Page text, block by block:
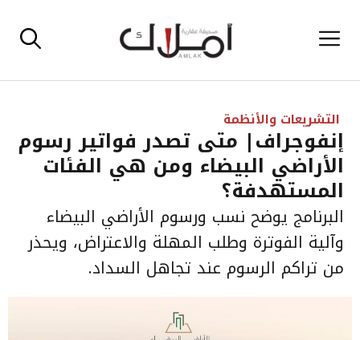
إلى القائمة
التشريعات والأنظمة
إنفوجراف| متى تصدر فواتير رسوم
الأراضي البيضاء ومن هي الفئات
المستهدفة؟
البرنامج يوضح نسب ورسوم الأراضي البيضاء
وآلية الفوترة وطلب المهلة والاعتراض، ويحذر
من تراكم الرسوم عند تجاهل السداد.